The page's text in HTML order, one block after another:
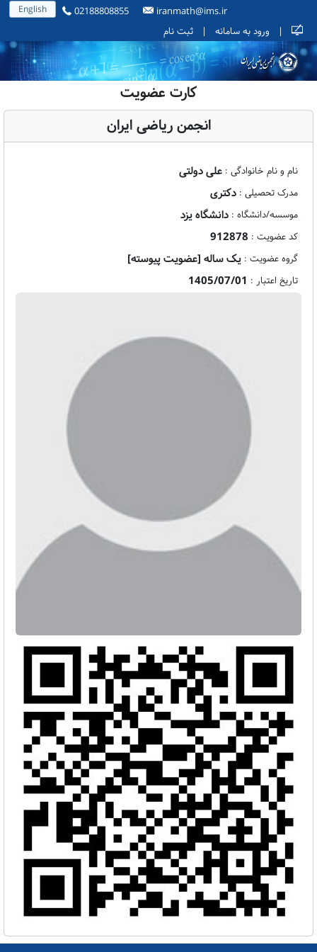
English 02188808855
iranmath@ims.ir
|
ورود به سامانه | ثبت نام
کارت عضویت
انجمن ریاضی ایران
نام و نام خانوادگی : علی دولتی
مدرک تحصیلی : دکتری
موسسه/دانشگاه : دانشگاه یزد
کد عضویت : 912878
گروه عضویت : یک ساله [عضویت پیوسته]
تاریخ اعتبار : 1405/07/01